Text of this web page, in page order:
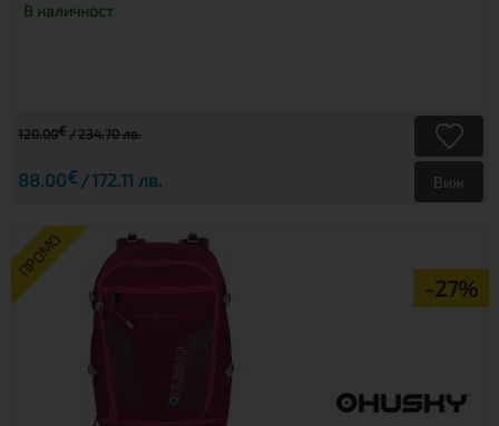
В наличност
120.00€ 234.70 лв.
88.00€ 172.11 лв. Виж
ПРОМО
-27%